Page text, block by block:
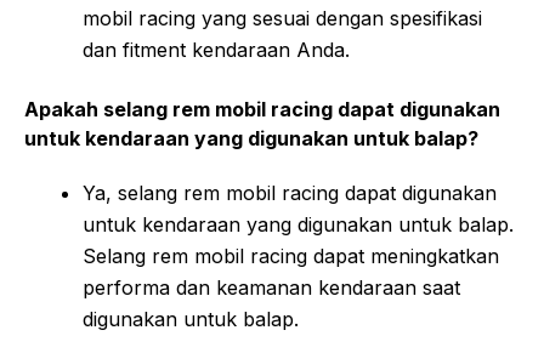
mobil racing yang sesuai dengan spesifikasi
dan fitment kendaraan Anda.
Apakah selang rem mobil racing dapat digunakan
untuk kendaraan yang digunakan untuk balap?
Ya, selang rem mobil racing dapat digunakan
untuk kendaraan yang digunakan untuk balap.
Selang rem mobil racing dapat meningkatkan
performa dan keamanan kendaraan saat
digunakan untuk balap.